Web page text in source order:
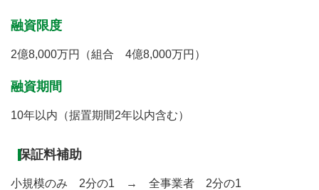
融資限度
2億8,000万円（組合 4億8,000万円）
融資期間
10年以内（据置期間2年以内含む）
保証料補助
小規模のみ 2分の1 → 全事業者 2分の1